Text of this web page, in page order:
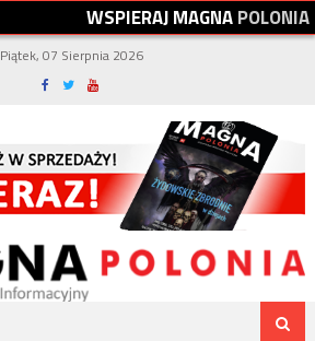
WSPIERAJMAGNAPOLONIA
Piątek, 07 Sierpnia 2026